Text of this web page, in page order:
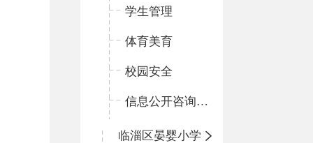
学生管理
体育美育
校园安全
信息公开咨询指南
临淄区晏婴小学